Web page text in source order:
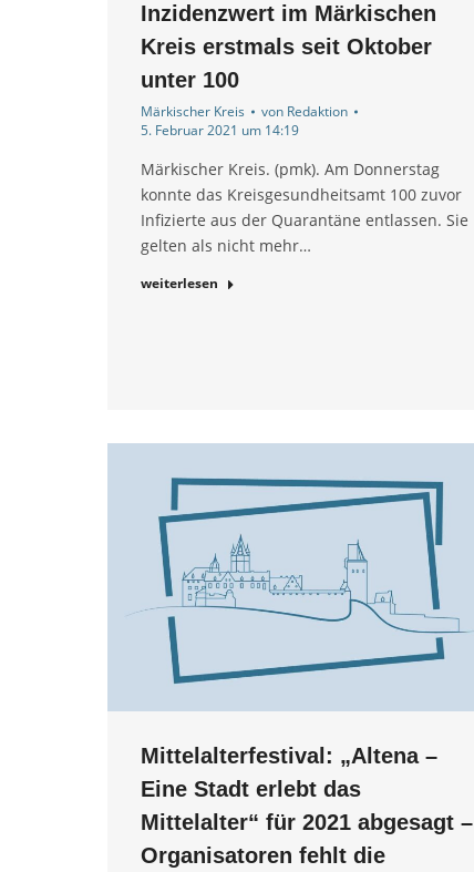
Inzidenzwert im Märkischen
Kreis erstmals seit Oktober
unter 100
Märkischer Kreis von Redaktion
5. Februar 2021 um 14:19
Märkischer Kreis. (pmk). Am Donnerstag
konnte das Kreisgesundheitsamt 100 zuvor
Infizierte aus der Quarantäne entlassen. Sie
gelten als nicht mehr…
weiterlesen
Mittelalterfestival: „Altena –
Eine Stadt erlebt das
Mittelalter“ für 2021 abgesagt –
Organisatoren fehlt die